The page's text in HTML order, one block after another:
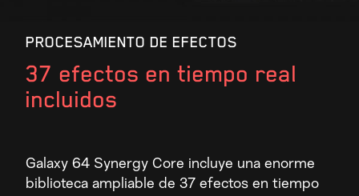
PROCESAMIENTO DE EFECTOS
37 efectos en tiempo real
incluidos
Galaxy 64 Synergy Core incluye una enorme
biblioteca ampliable de 37 efectos en tiempo